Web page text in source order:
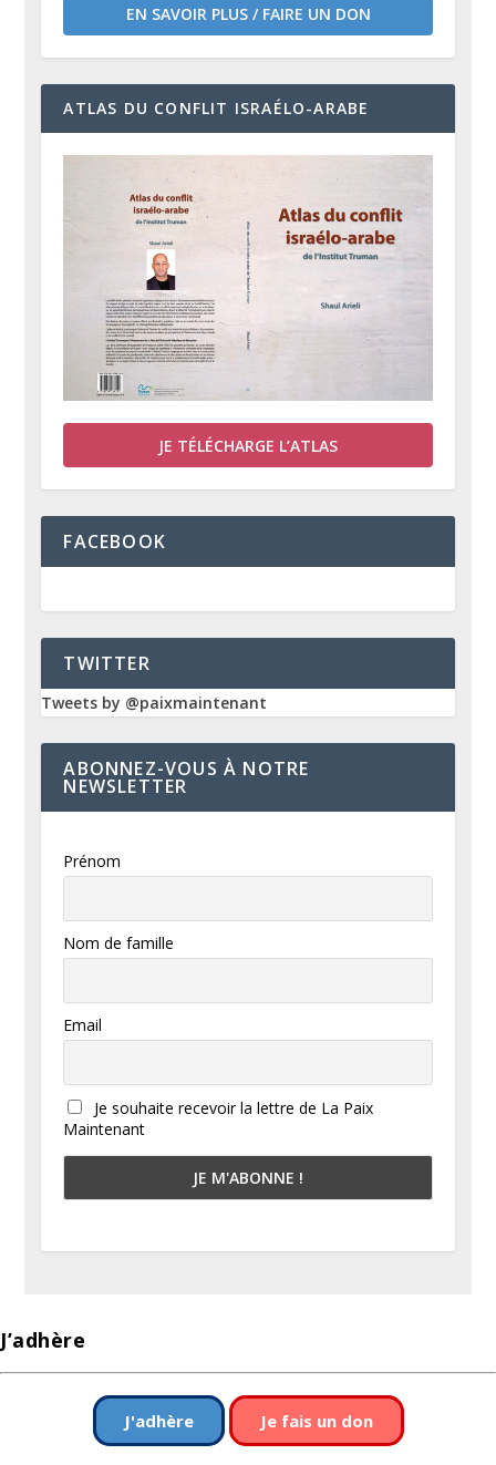
EN SAVOIR PLUS / FAIRE UN DON
ATLAS DU CONFLIT ISRAÉLO-ARABE
JE TÉLÉCHARGE L’ATLAS
FACEBOOK
TWITTER
Tweets by @paixmaintenant
ABONNEZ-VOUS À NOTRE
NEWSLETTER
Prénom
Nom de famille
Email
Je souhaite recevoir la lettre de La Paix
Maintenant
J’adhère
J'adhère Je fais un don